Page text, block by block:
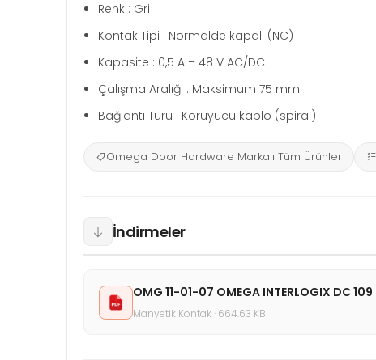
Renk : Gri
Kontak Tipi : Normalde kapalı (NC)
Kapasite : 0,5 A – 48 V AC/DC
Çalışma Aralığı : Maksimum 75 mm
Bağlantı Türü : Koruyucu kablo (spiral)
Omega Door Hardware Markalı Tüm Ürünler
İndirmeler
OMG 11-01-07 OMEGA INTERLOGIX DC
Manyetik Kontak · 664.63 KB